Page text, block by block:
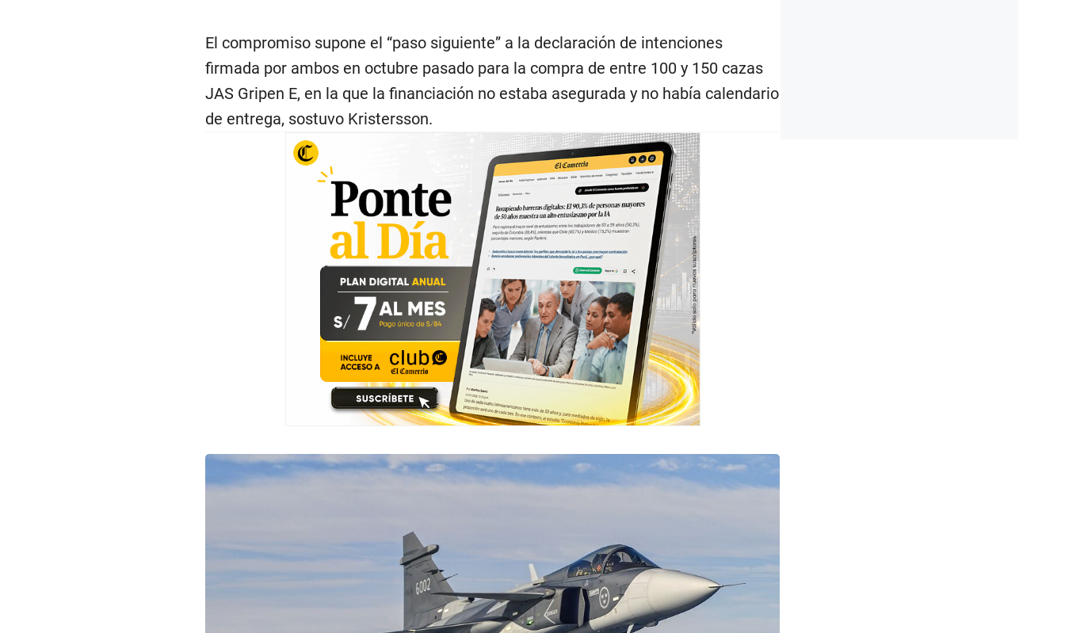
El compromiso supone el “paso siguiente” a la declaración de intenciones
firmada por ambos en octubre pasado para la compra de entre 100 y 150 cazas
JAS Gripen E, en la que la financiación no estaba asegurada y no había calendario
de entrega, sostuvo Kristersson.